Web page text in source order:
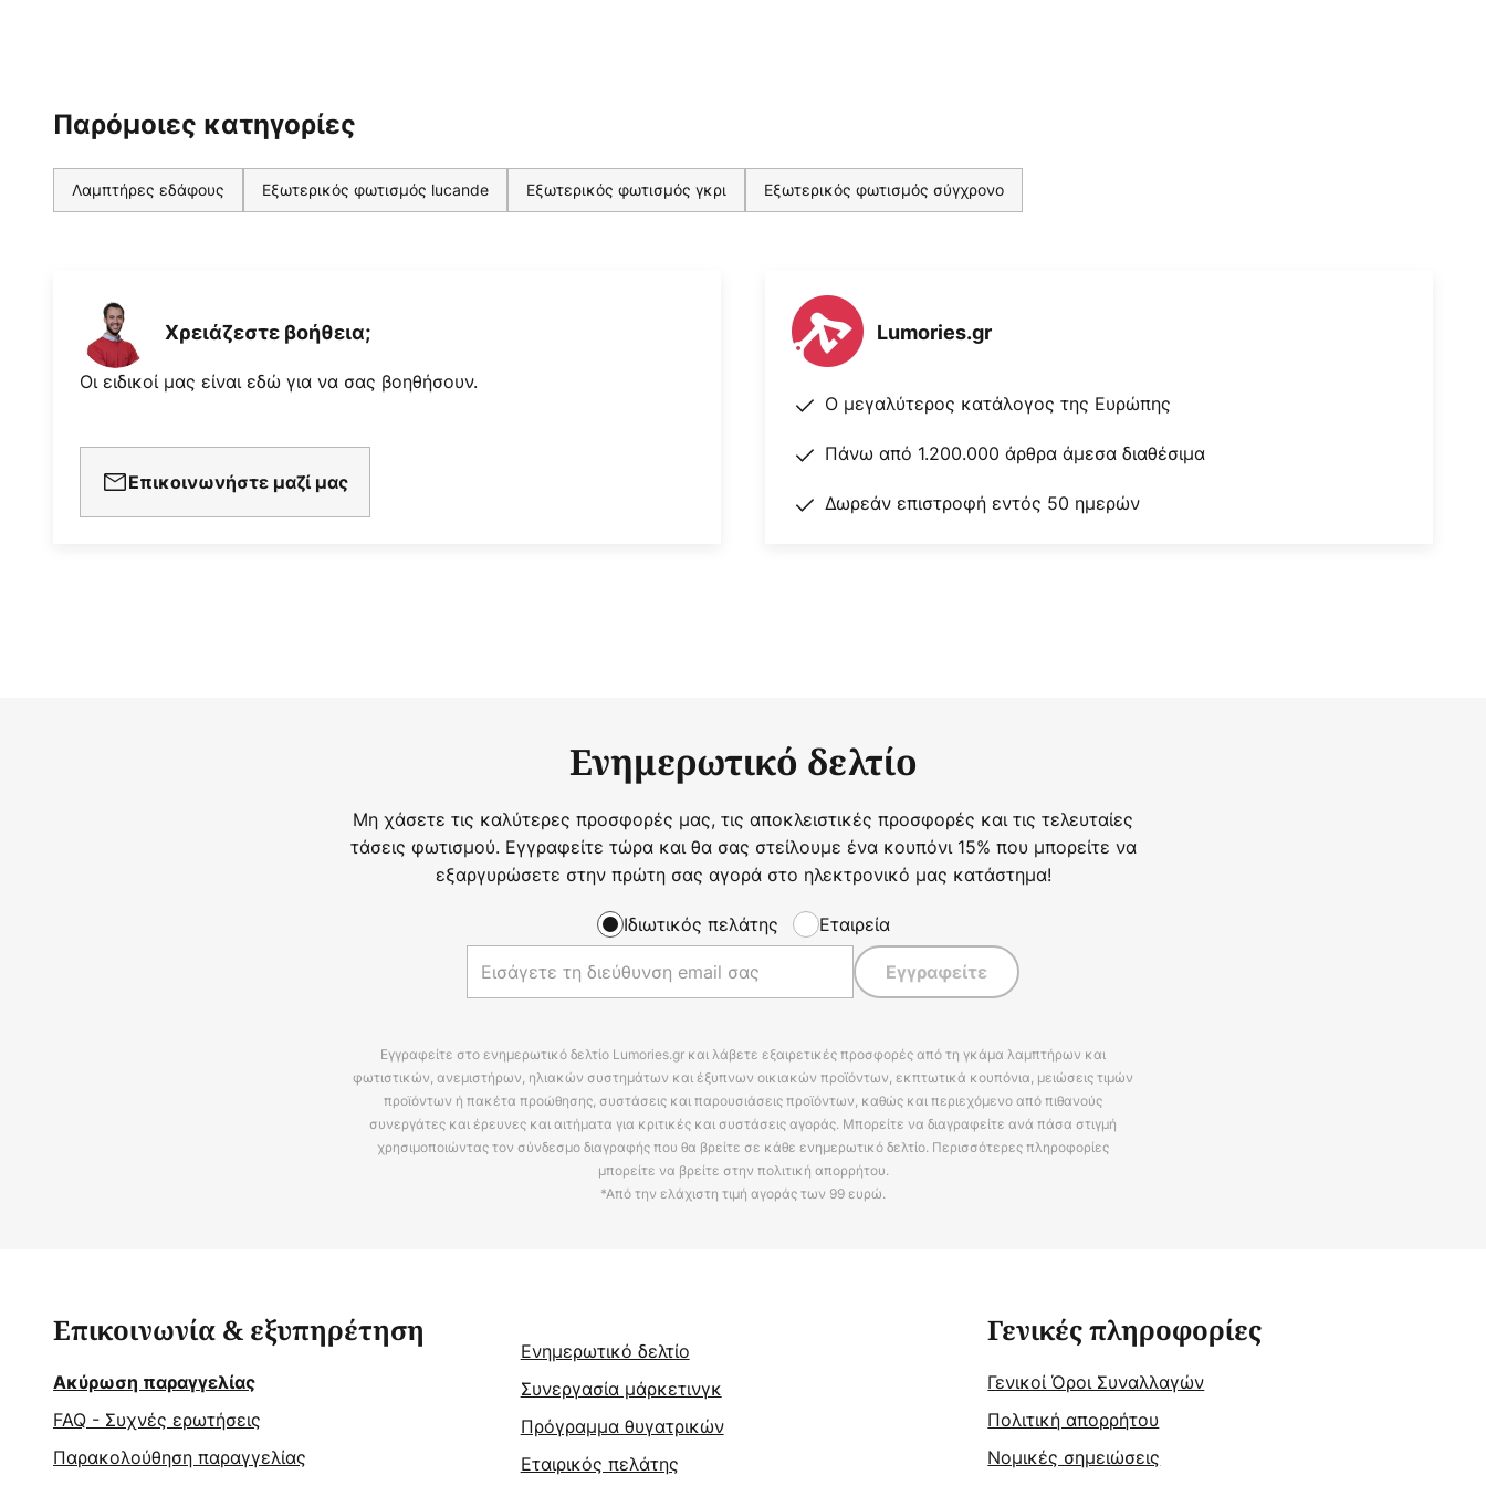
Παρόμοιες κατηγορίες
Λαμπτήρες εδάφους Εξωτερικός φωτισμός lucande Εξωτερικός φωτισμός γκρι Εξωτερικός φωτισμός σύγχρονο
Χρειάζεστε βοήθεια;
Οι ειδικοί μας είναι εδώ για να σας βοηθήσουν.
Επικοινωνήστε μαζί μας
Lumories.gr
Ο μεγαλύτερος κατάλογος της Ευρώπης
Πάνω από 1.200.000 άρθρα άμεσα διαθέσιμα
Δωρεάν επιστροφή εντός 50 ημερών
Ενημερωτικό δελτίο
Μη χάσετε τις καλύτερες προσφορές μας, τις αποκλειστικές προσφορές και τις τελευταίες
τάσεις φωτισμού. Εγγραφείτε τώρα και θα σας στείλουμε ένα κουπόνι 15% που μπορείτε να
εξαργυρώσετε στην πρώτη σας αγορά στο ηλεκτρονικό μας κατάστημα!
Ιδιωτικός πελάτης Εταιρεία
Εγγραφείτε
Εγγραφείτε στο ενημερωτικό δελτίο Lumories.gr και λάβετε εξαιρετικές προσφορές από τη γκάμα λαμπτήρων και
φωτιστικών, ανεμιστήρων, ηλιακών συστημάτων και έξυπνων οικιακών προϊόντων, εκπτωτικά κουπόνια, μειώσεις τιμών
προϊόντων ή πακέτα προώθησης, συστάσεις και παρουσιάσεις προϊόντων, καθώς και περιεχόμενο από πιθανούς
συνεργάτες και έρευνες και αιτήματα για κριτικές και συστάσεις αγοράς. Μπορείτε να διαγραφείτε ανά πάσα στιγμή
χρησιμοποιώντας τον σύνδεσμο διαγραφής που θα βρείτε σε κάθε ενημερωτικό δελτίο. Περισσότερες πληροφορίες
μπορείτε να βρείτε στην πολιτική απορρήτου.
*Από την ελάχιστη τιμή αγοράς των 99 ευρώ.
Επικοινωνία & εξυπηρέτηση
Ακύρωση παραγγελίας
FAQ - Συχνές ερωτήσεις
Παρακολούθηση παραγγελίας
Ενημερωτικό δελτίο
Συνεργασία μάρκετινγκ
Πρόγραμμα θυγατρικών
Εταιρικός πελάτης
Γενικές πληροφορίες
Γενικοί Όροι Συναλλαγών
Πολιτική απορρήτου
Νομικές σημειώσεις